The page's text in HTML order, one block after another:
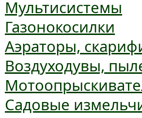
Мультисистемы
Газонокосилки
Аэраторы,
Воздуходувы,
Садовые